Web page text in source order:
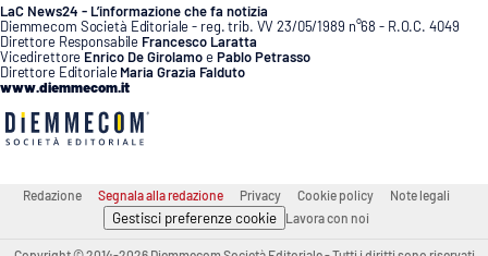
LaC News24 - L’informazione che fa notizia
Diemmecom Società Editoriale - reg. trib. VV 23/05/1989 n°68 - R.O.C. 4049
Direttore Responsabile Francesco Laratta
Vicedirettore Enrico De GirolamoePablo Petrasso
Direttore Editoriale Maria Grazia Falduto
www.diemmecom.it
Redazione Segnala alla redazione Privacy Cookie policy Note legali
Gestisci preferenze cookie Lavora con noi